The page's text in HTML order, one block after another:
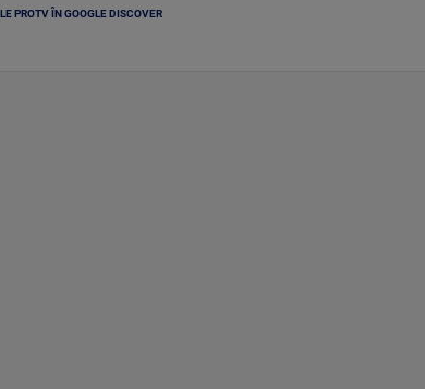
PROTV ÎN GOOGLE DISCOVER